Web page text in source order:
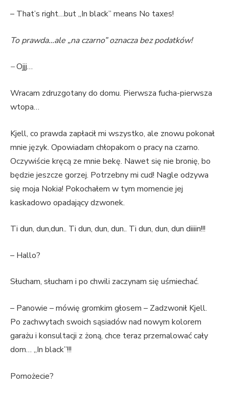
– That’s right…but „In black” means No taxes!
To prawda…ale „na czarno” oznacza bez podatków!
–Ojjj…
Wracam zdruzgotany do domu. Pierwsza fucha-pierwsza
wtopa…
Kjell, co prawda zapłacił mi wszystko, ale znowu pokonał
mnie język. Opowiadam chłopakom o pracy na czarno.
Oczywiście kręcą ze mnie bekę. Nawet się nie bronię, bo
będzie jeszcze gorzej. Potrzebny mi cud! Nagle odzywa
się moja Nokia! Pokochałem w tym momencie jej
kaskadowo opadający dzwonek.
Ti dun, dun,dun.. Ti dun, dun, dun.. Ti dun, dun, dun diiiin!!!
– Hallo?
Słucham, słucham i po chwili zaczynam się uśmiechać.
– Panowie – mówię gromkim głosem – Zadzwonił Kjell.
Po zachwytach swoich sąsiadów nad nowym kolorem
garażu i konsultacji z żoną, chce teraz przemalować cały
dom… „In black”!!!
Pomożecie?